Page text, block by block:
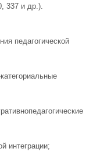
337 и др.).
педагогической
интеграции;